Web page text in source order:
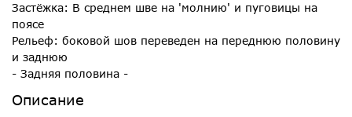
Застёжка: В среднем шве на 'молнию' и пуговицы на
поясе
Рельеф: боковой шов переведен на переднюю половину
и заднюю
- Задняя половина -
Описание